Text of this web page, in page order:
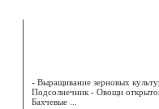
- Выращивание зерновых
Подсолнечник - Овощи
Бахчевые ...